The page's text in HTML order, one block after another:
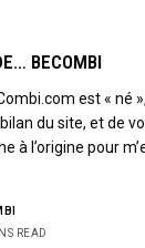
BECOMBI
est « né
du site, et de
à l’origine pour
READ